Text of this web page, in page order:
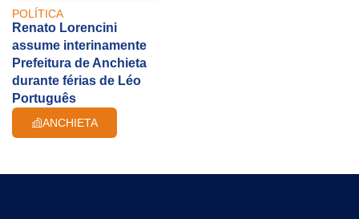
POLÍTICA
Renato Lorencini
assume interinamente
Prefeitura de Anchieta
durante férias de Léo
Português
ANCHIETA